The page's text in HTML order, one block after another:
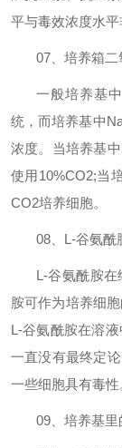
平与毒效浓度水平
07 、培养箱
一般培养基
统，而培养基中
浓度。当培养基中
使用 10%CO2;当
CO2培养细胞。
08 L-谷氨酰
L-谷氨酰胺在
胺可作为培养细
L-谷氨酰胺在溶
一直没有最终定论
一些细胞具有毒性
09 、培养基